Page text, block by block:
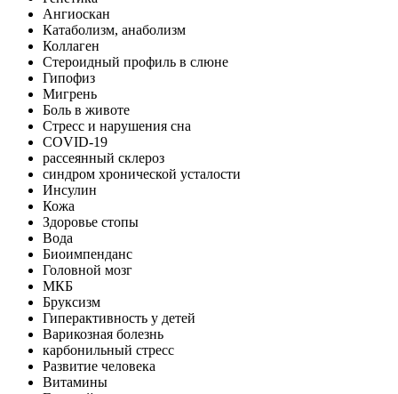
Ангиоскан
Катаболизм, анаболизм
Коллаген
Стероидный профиль в слюне
Гипофиз
Мигрень
Боль в животе
Стресс и нарушения сна
COVID-19
рассеянный склероз
синдром хронической усталости
Инсулин
Кожа
Здоровье стопы
Вода
Биоимпенданс
Головной мозг
МКБ
Бруксизм
Гиперактивность у детей
Варикозная болезнь
карбонильный стресс
Развитие человека
Витамины